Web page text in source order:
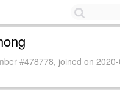
#478778, joined on